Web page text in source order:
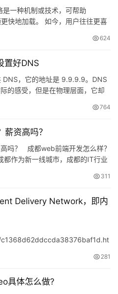
一种机制或技术，可帮助
快地加载。 如今，用户往往更喜
624
置好DNS
DNS，它的地址是 9.9.9.9。DNS
的感受，但是在物理层面，它却
764
资高吗？
吗？ 成都web前端开发怎么样？
都作为新一线城市，成都的IT行业
311
Delivery Network，即内
281
具体怎么做?